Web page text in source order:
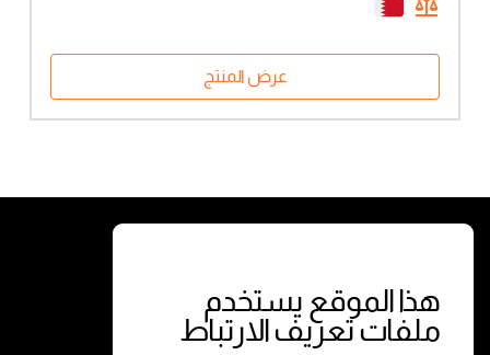
هذا الموقع يستخدم
ملفات تعريف الارتباط
عرض المنتج
سياسة الخصوصية
حوكمة الشركات
المعاملات التجارية